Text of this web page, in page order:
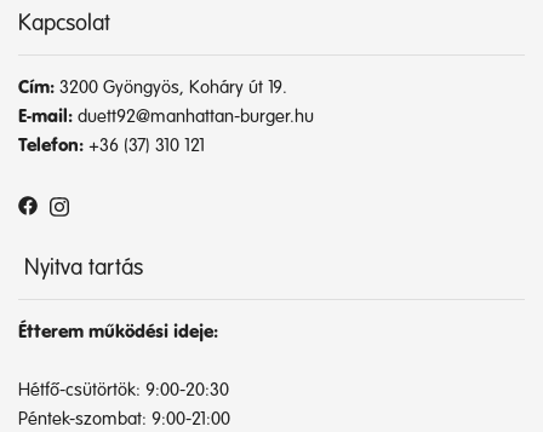
Kapcsolat
Cím: 3200 Gyöngyös, Koháry út 19.
E-mail: duett92@manhattan-burger.hu
Telefon: +36 (37) 310 121
Nyitva tartás
Étterem működési ideje:
Hétfő-csütörtök: 9:00-20:30
Péntek-szombat: 9:00-21:00